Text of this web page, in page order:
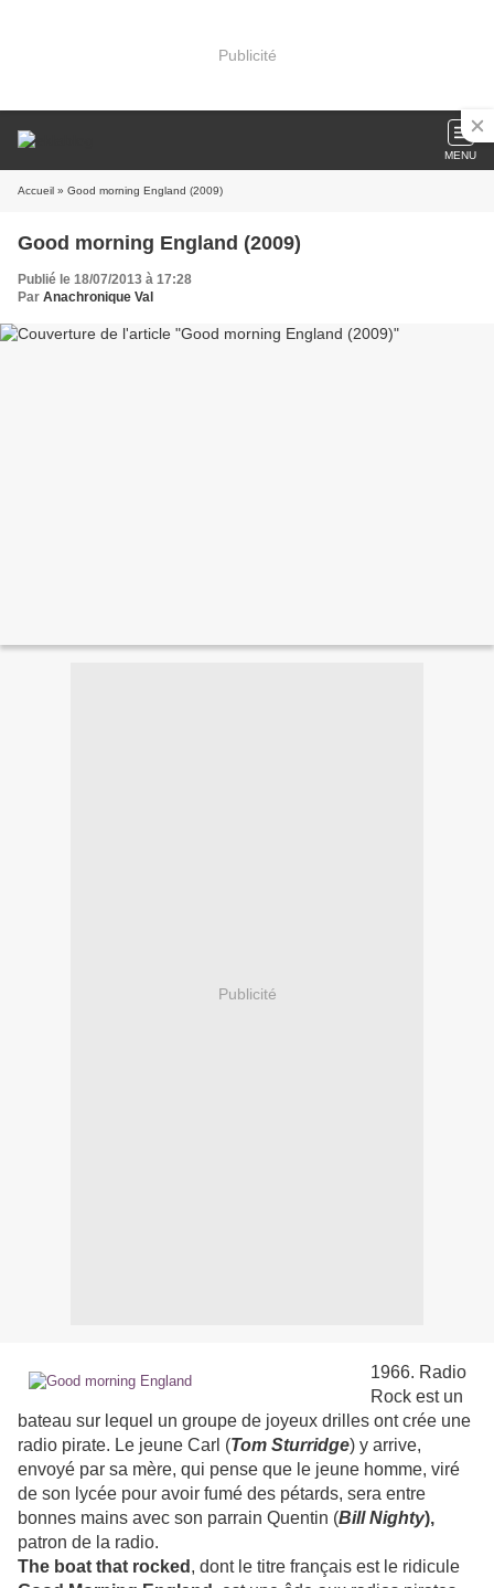
Publicité
MENU
Accueil » Good morning England (2009)
Good morning England (2009)
Publié le 18/07/2013 à 17:28
Par Anachronique Val
Publicité
1966. Radio
Rock est un
bateau sur lequel un groupe de joyeux drilles ont crée une
radio pirate. Le jeune Carl (Tom Sturridge) y arrive,
envoyé par sa mère, qui pense que le jeune homme, viré
de son lycée pour avoir fumé des pétards, sera entre
bonnes mains avec son parrain Quentin (Bill Nighty),
patron de la radio.
The boat that rocked , dont le titre français est le ridicule